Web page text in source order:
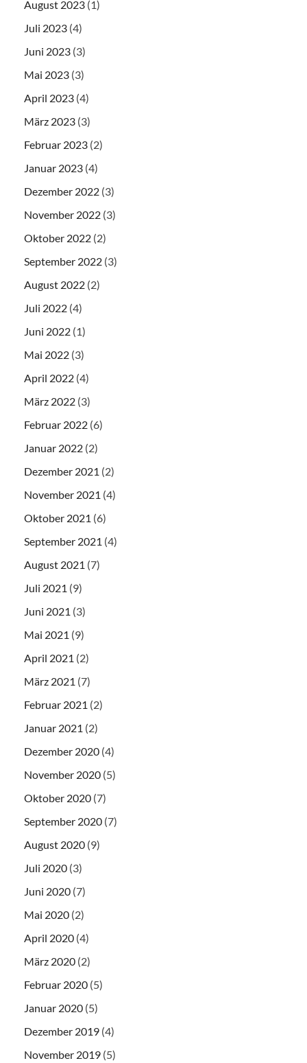
August 2023 (1)
Juli 2023 (4)
Juni 2023 (3)
Mai 2023 (3)
April 2023 (4)
März 2023 (3)
Februar 2023 (2)
Januar 2023 (4)
Dezember 2022 (3)
November 2022 (3)
Oktober 2022 (2)
September 2022 (3)
August 2022 (2)
Juli 2022 (4)
Juni 2022 (1)
Mai 2022 (3)
April 2022 (4)
März 2022 (3)
Februar 2022 (6)
Januar 2022 (2)
Dezember 2021 (2)
November 2021 (4)
Oktober 2021 (6)
September 2021 (4)
August 2021 (7)
Juli 2021 (9)
Juni 2021 (3)
Mai 2021 (9)
April 2021 (2)
März 2021 (7)
Februar 2021 (2)
Januar 2021 (2)
Dezember 2020 (4)
November 2020 (5)
Oktober 2020 (7)
September 2020 (7)
August 2020 (9)
Juli 2020 (3)
Juni 2020 (7)
Mai 2020 (2)
April 2020 (4)
März 2020 (2)
Februar 2020 (5)
Januar 2020 (5)
Dezember 2019 (4)
November 2019 (5)